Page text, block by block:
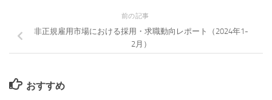
前の記事
非正規雇用市場における採用・求職動向レポート（2024年1-
2月）
おすすめ